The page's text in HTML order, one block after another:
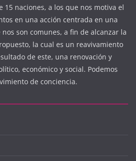
15 naciones, a los que nos motiva el
en una acción centrada en una
son comunes, a fin de alcanzar la
la cual es un reavivamiento
de este, una renovación y
económico y social. Podemos
de conciencia.